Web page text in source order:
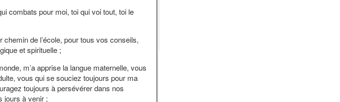
combats pour moi, toi qui voi tout, toi le
de l’école, pour tous vos conseils,
et spirituelle ;
m’a apprise la langue maternelle, vous
vous qui se souciez toujours pour ma
toujours à persévérer dans nos
jours à venir ;